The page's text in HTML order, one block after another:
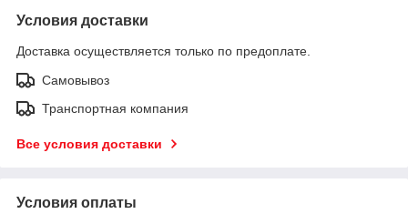
Условия доставки
Доставка осуществляется только по предоплате.
Самовывоз
Транспортная компания
Все условия доставки
Условия оплаты